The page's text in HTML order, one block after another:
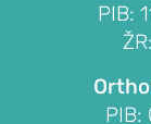
RAMENA
Sindrom
bolnog
PIB:
PIB: